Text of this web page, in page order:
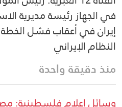
في الجهاز رئيسة مديرية
إيران في أعقاب فشل الخطة
النظام الإيراني
منذ دقيقة واحدة
وسائل اعلام فلسطينية: